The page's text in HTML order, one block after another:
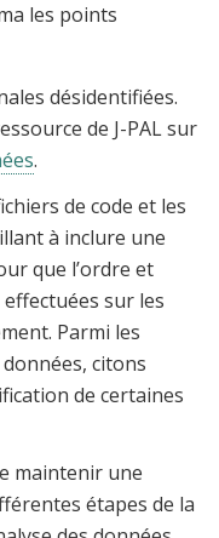
les points
désidentifiées.
de J-PAL sur
.
de code et les
à inclure une
que l’ordre et
sur les
Parmi les
citons
de certaines
maintenir une
étapes de la